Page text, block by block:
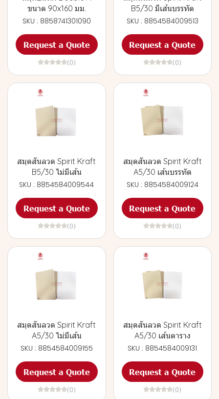
ขนาด 90x160 มม.
SKU : 8858741301090
Request a Quote
(0)
B5/30 มีเส้นบรรทัด
SKU : 8854584009513
Request a Quote
(0)
สมุดสันลวด Spirit Kraft
B5/30 ไม่มีเส้น
SKU : 8854584009544
Request a Quote
(0)
สมุดสันลวด Spirit Kraft
A5/30 เส้นบรรทัด
SKU : 8854584009124
Request a Quote
(0)
สมุดสันลวด Spirit Kraft
A5/30 ไม่มีเส้น
SKU : 8854584009155
Request a Quote
(0)
สมุดสันลวด Spirit Kraft
A5/30 เส้นตาราง
SKU : 8854584009131
Request a Quote
(0)